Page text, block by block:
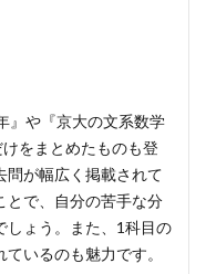
』や『京大の文系数学
をまとめたものも登
問が幅広く掲載されて
とで、自分の苦手な分
しょう。また、1科目の
いるのも魅力です。